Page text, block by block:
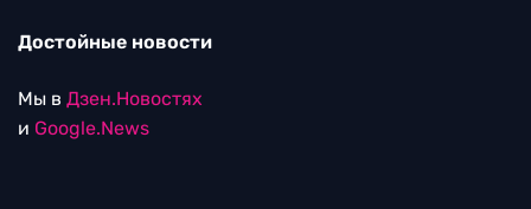
Достойные новости
Мы в Дзен.Новостях
и Google.News